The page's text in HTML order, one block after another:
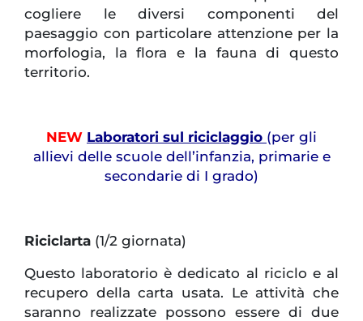
cogliere le diversi componenti del
paesaggio con particolare attenzione per la
morfologia, la flora e la fauna di questo
territorio.
NEW Laboratori sul riciclaggio (per gli
allievi delle scuole dell’infanzia, primarie e
secondarie di I grado)
Riciclarta (1/2 giornata)
Questo laboratorio è dedicato al riciclo e al
recupero della carta usata. Le attività che
saranno realizzate possono essere di due